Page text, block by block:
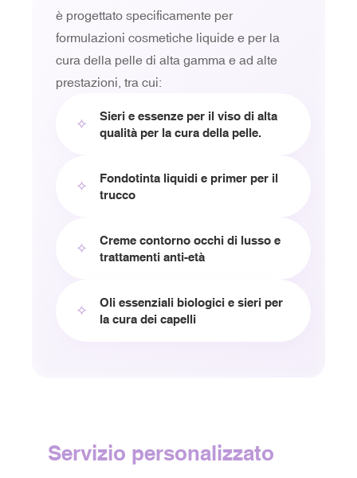
è progettato specificamente per
formulazioni cosmetiche liquide e per la
cura della pelle di alta gamma e ad alte
prestazioni, tra cui:
✧
Sieri e essenze per il viso di alta
qualità per la cura della pelle.
✧
Fondotinta liquidi e primer per il
trucco
✧
Creme contorno occhi di lusso e
trattamenti anti-età
✧
Oli essenziali biologici e sieri per
la cura dei capelli
Servizio personalizzato